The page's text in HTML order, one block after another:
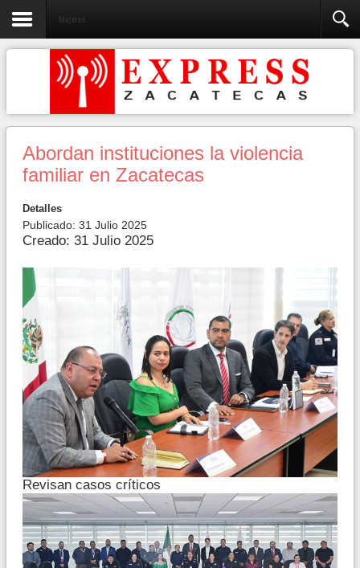
Mujeres
Abordan instituciones la violencia
familiar en Zacatecas
Detalles
Publicado: 31 Julio 2025
Creado: 31 Julio 2025
Revisan casos críticos